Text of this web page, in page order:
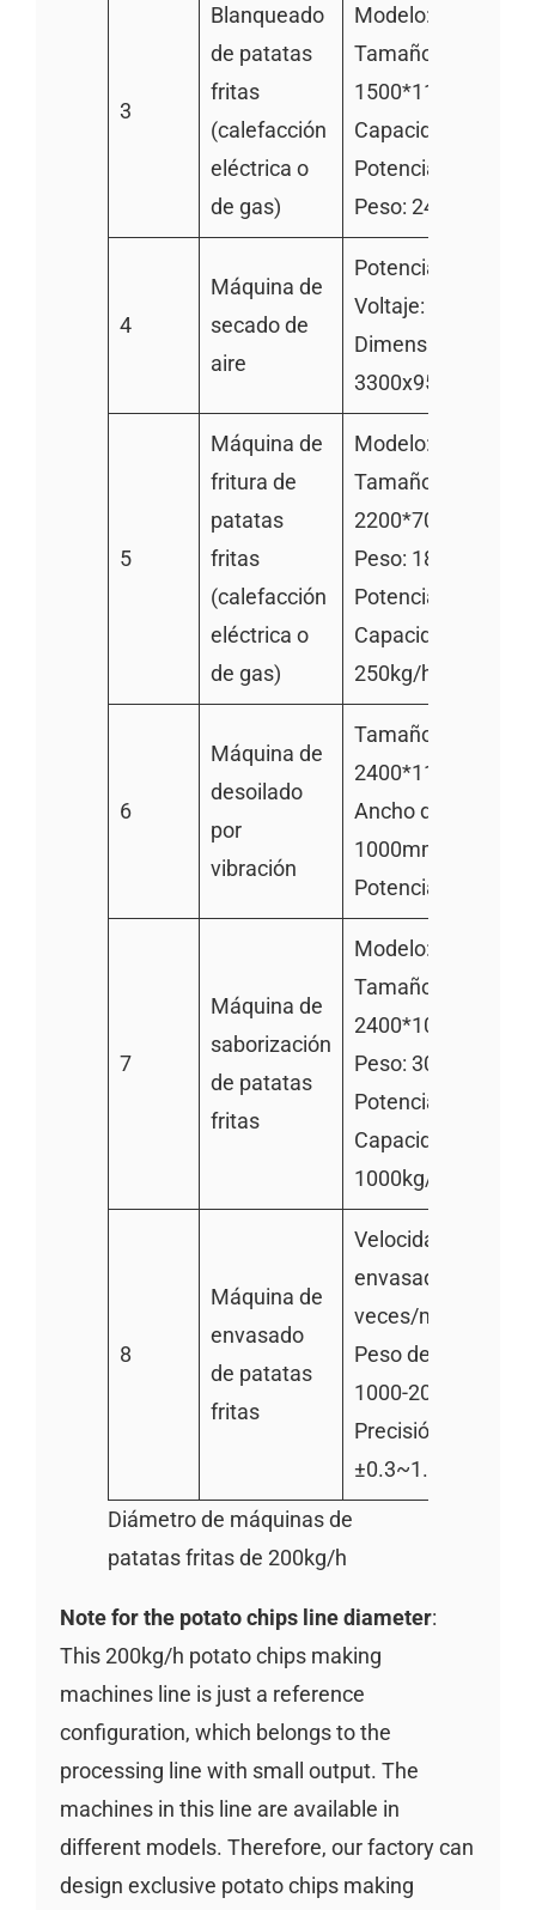
3
Blanqueado
de patatas
fritas
(calefacción
eléctrica o
de gas)
Modelo: TZ-2000
Tamaño:
Capacidad:
Potencia: 5kw/h
Peso: 240kg
4
Máquina de
secado de
aire
Potencia: 3.75kw
Voltaje: 220v 380v
Dimensiones:
5
Máquina de
fritura de
patatas
fritas
(calefacción
eléctrica o
de gas)
Modelo: TZ-2000
Tamaño:
2200*700*950mm
Peso: 180kg
Potencia: 42kw
Capacidad: 200-
250kg/h
6
Máquina de
desoilado
por
vibración
Tamaño:
2400*1100mm
Ancho de pantalla:
1000mm
Potencia: 0.25kw
7
Máquina de
saborización
de patatas
fritas
Modelo: TZ-2400
Tamaño:
Peso: 300kg
Potencia: 0.75kw
Capacidad:
1000kg/h
8
Máquina de
envasado
de patatas
fritas
Velocidad de
envasado: 80
veces/minuto
Peso de envasado:
1000-2000g
Precisión de
±0.3~1.5g
Diámetro de máquinas de
patatas fritas de 200kg/h
Note for the potato chips line diameter:
This 200kg/h potato chips making
machines line is just a reference
configuration, which belongs to the
processing line with small output. The
machines in this line are available in
different models. Therefore, our factory can
design exclusive potato chips making